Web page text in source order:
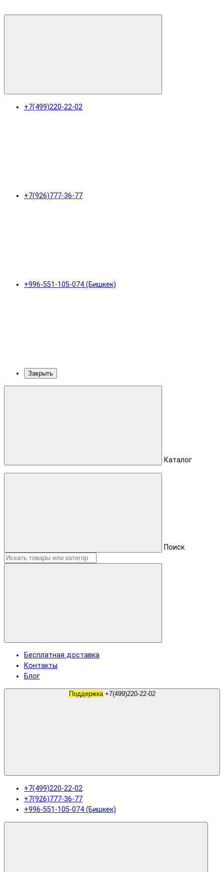
+7(499)220-22-02
+7(926)777-36-77
+996-551-105-074 (Бишкек)
Закрыть
Каталог
Поиск
Бесплатная доставка
Контакты
Блог
Поддержка +7(499)220-22-02
+7(499)220-22-02
+7(926)777-36-77
+996-551-105-074 (Бишкек)